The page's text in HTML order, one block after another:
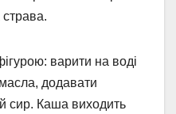
варити на воді
додавати
сир. Каша виходить